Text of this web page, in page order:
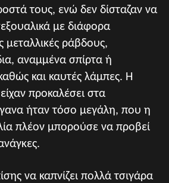
τους, ενώ δεν δίσταζαν να
με διάφορα
μεταλλικές ράβδους,
αναμμένα σπίρτα ή
και καυτές λάμπες. Η
προκαλέσει στα
ήταν τόσο μεγάλη, που η
πλέον μπορούσε να προβεί
να καπνίζει πολλά τσιγάρα